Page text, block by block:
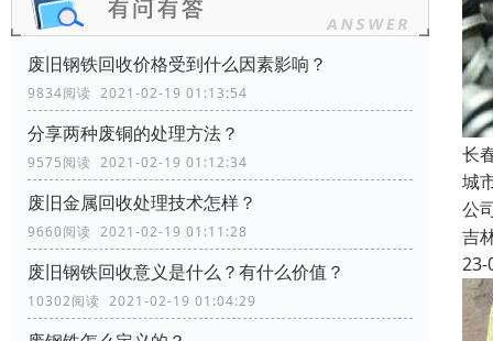
废旧钢铁回收价格受到什么因素影响？
9834阅读 2021-02-19 01:13:54
分享两种废铜的处理方法？
9575阅读 2021-02-19 01:12:34
废旧金属回收处理技术怎样？
9660阅读 2021-02-19 01:11:28
废旧钢铁回收​意义是什么？有什么价值？
10302阅读 2021-02-19 01:04:29
长
城
公
吉
23-